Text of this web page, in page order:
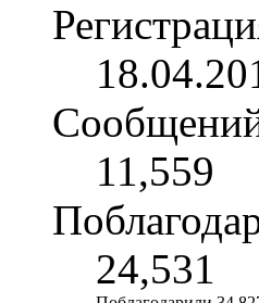
11,559
24,531